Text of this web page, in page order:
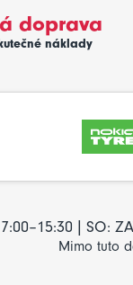
doprava
náklady
| SO:
Mimo tuto